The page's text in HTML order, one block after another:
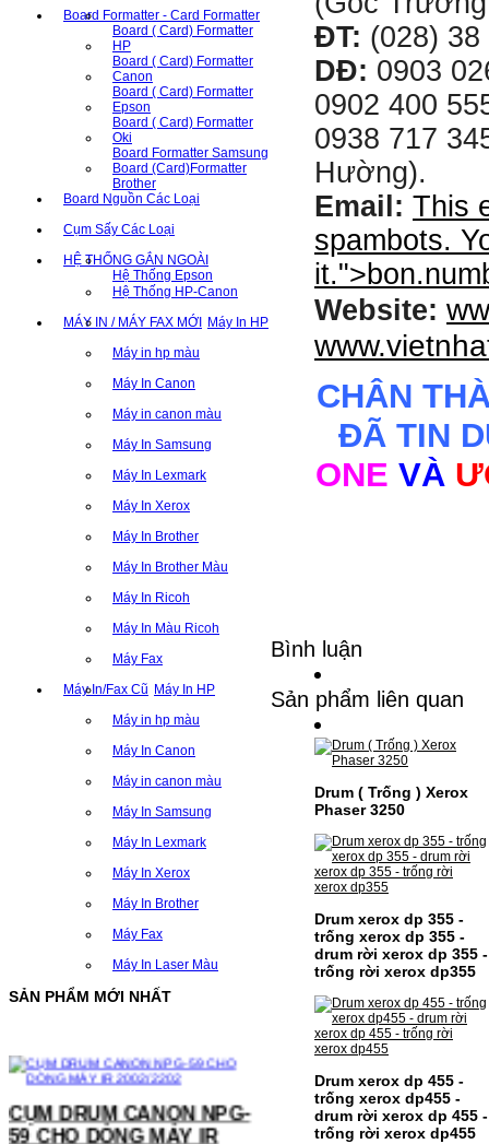
Board Formatter - Card Formatter
Board ( Card) Formatter
HP
Board ( Card) Formatter
Canon
Board ( Card) Formatter
Epson
Board ( Card) Formatter
Oki
Board Formatter Samsung
Board (Card)Formatter
Brother
Board Nguồn Các Loại
Cụm Sấy Các Loại
HỆ THỐNG GẮN NGOÀI
Hệ Thống Epson
Hệ Thống HP-Canon
MÁY IN / MÁY FAX MỚI Máy In HP
Máy in hp màu
Máy In Canon
Máy in canon màu
Máy In Samsung
Máy In Lexmark
Máy In Xerox
Máy In Brother
Máy In Brother Màu
Máy In Ricoh
Máy In Màu Ricoh
Máy Fax
Máy In/Fax Cũ Máy In HP
Máy in hp màu
Máy In Canon
Máy in canon màu
Máy In Samsung
Máy In Lexmark
Máy In Xerox
Máy In Brother
Máy Fax
Máy In Laser Màu
SẢN PHẨM MỚI NHẤT
CỤM DRUM CANON NPG-
59 CHO DÒNG MÁY IR
2002/2202
ĐT: (028)
DĐ: 0903
0902 400
0938 717
Hường).
Email: This
spambots.
it.">
Website:
CHÂN
ĐÃ TIN
ONE VÀ
Bình luận
Sản phẩm liên quan
Drum ( Trống ) Xerox
Phaser 3250
Drum xerox dp 355 -
trống xerox dp 355 -
drum rời xerox dp 355 -
trống rời xerox dp355
Drum xerox dp 455 -
trống xerox dp455 -
drum rời xerox dp 455 -
trống rời xerox dp455